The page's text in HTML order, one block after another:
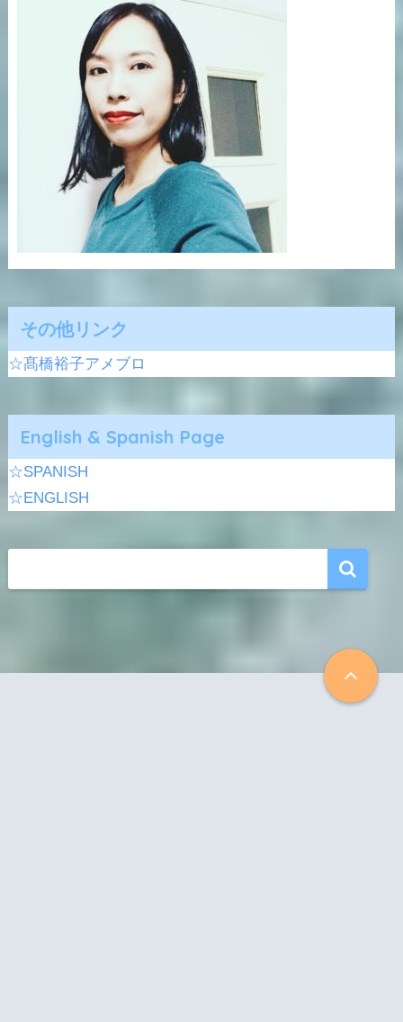
その他リンク
☆髙橋裕子アメブロ
English & Spanish Page
☆SPANISH
☆ENGLISH